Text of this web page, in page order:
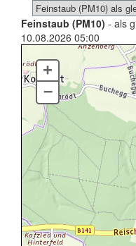
Feinstaub (PM10) - als
10.08.2026 05:00
+
–